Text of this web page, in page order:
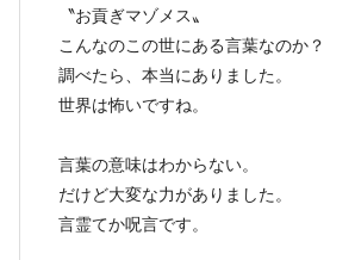
〝お貢ぎマゾメス〟
こんなのこの世にある言葉なのか？
調べたら、本当にありました。
世界は怖いですね。
言葉の意味はわからない。
だけど大変な力がありました。
言霊てか呪言です。